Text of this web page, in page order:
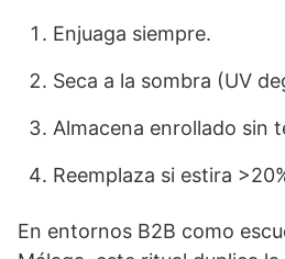
Enjuaga siempre.
Seca a la sombra (UV
Almacena enrollado sin
Reemplaza si estira
En entornos B2B como